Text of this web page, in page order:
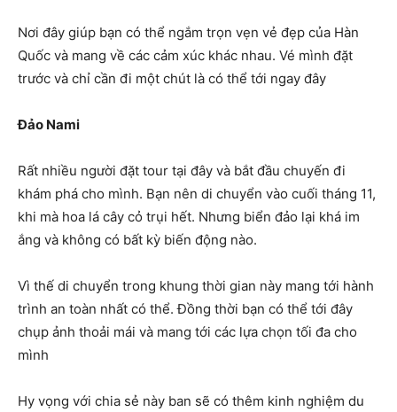
Nơi đây giúp bạn có thể ngắm trọn vẹn vẻ đẹp của Hàn
Quốc và mang về các cảm xúc khác nhau. Vé mình đặt
trước và chỉ cần đi một chút là có thể tới ngay đây
Đảo Nami
Rất nhiều người đặt tour tại đây và bắt đầu chuyến đi
khám phá cho mình. Bạn nên di chuyển vào cuối tháng 11,
khi mà hoa lá cây cỏ trụi hết. Nhưng biển đảo lại khá im
ắng và không có bất kỳ biến động nào.
Vì thế di chuyển trong khung thời gian này mang tới hành
trình an toàn nhất có thể. Đồng thời bạn có thể tới đây
chụp ảnh thoải mái và mang tới các lựa chọn tối đa cho
mình
Hy vọng với chia sẻ này ban sẽ có thêm kinh nghiệm du